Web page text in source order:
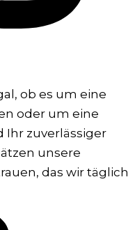
ob es um eine
oder um eine
Ihr zuverlässiger
unsere
das wir täglich